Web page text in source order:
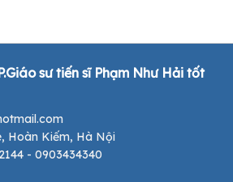
sư tiến sĩ Phạm Như Hải tốt
Hoàn Kiếm, Hà Nội
- 0903434340